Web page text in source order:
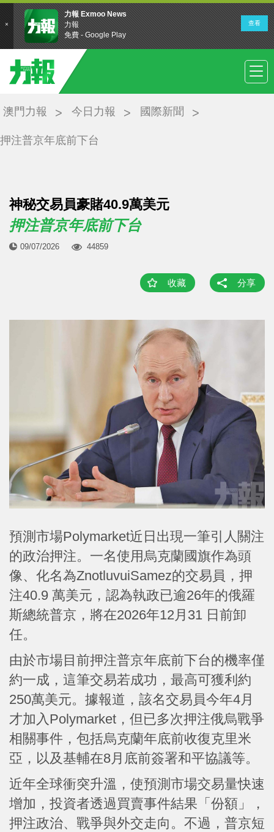
澳門力報 今日力報 國際新聞
押注普京年底前下台
神秘交易員豪賭40.9萬美元
押注普京年底前下台
09/07/2026 44859
收藏 分享
預測市場Polymarket近日出現一筆引人關注
的政治押注。一名使用烏克蘭國旗作為頭
像、化名為ZnotluvuiSamez的交易員，押
注40.9 萬美元，認為執政已逾26年的俄羅
斯總統普京，將在2026年12月31 日前卸
任。
由於市場目前押注普京年底前下台的機率僅
約一成，這筆交易若成功，最高可獲利約
250萬美元。據報道，該名交易員今年4月
才加入Polymarket，但已多次押注俄烏戰爭
相關事件，包括烏克蘭年底前收復克里米
亞，以及基輔在8月底前簽署和平協議等。
近年全球衝突升溫，使預測市場交易量快速
增加，投資者透過買賣事件結果「份額」，
押注政治、戰爭與外交走向。不過，普京短